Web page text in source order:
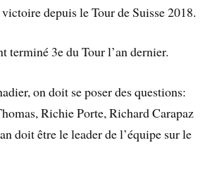
depuis le Tour de Suisse 2018.
terminé 3e du Tour l’an dernier.
on doit se poser des questions:
Richie Porte, Richard Carapaz
doit être le leader de l’équipe sur le